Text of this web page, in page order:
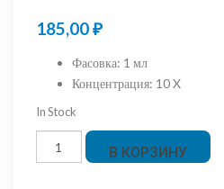
185,00₽
Фасовка: 1 мл
Концентрация: 10 X
In Stock
Количество
товара
В КОРЗИНУ